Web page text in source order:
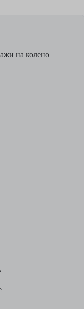
на колено